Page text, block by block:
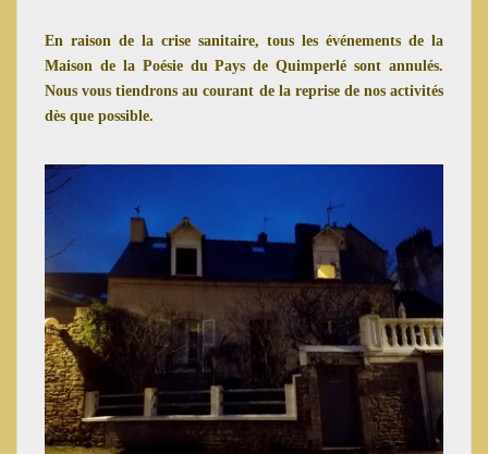
En raison de la crise sanitaire, tous les événements de la
Maison de la Poésie du Pays de Quimperlé sont annulés.
Nous vous tiendrons au courant de la reprise de nos activités
dès que possible.